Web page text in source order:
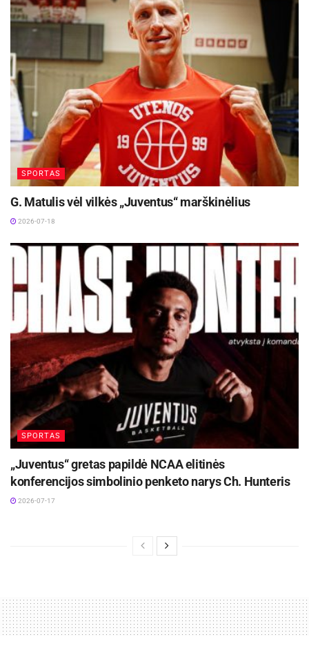
SPORTAS
G. Matulis vėl vilkės „Juventus“ marškinėlius
2026-07-18
SPORTAS
„Juventus“ gretas papildė NCAA elitinės
konferencijos simbolinio penketo narys Ch. Hunteris
2026-07-17